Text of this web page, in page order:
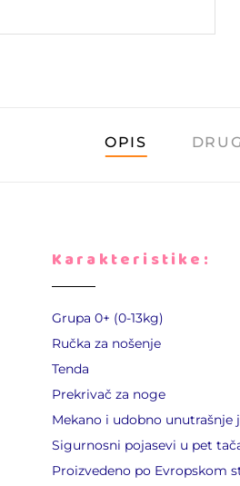
OPIS
Karakteristike:
Grupa 0+ (0-13kg)
Ručka za nošenje
Tenda
Prekrivač za noge
Mekano i udobno unutrašnje
Sigurnosni pojasevi u pet
Proizvedeno po Evropskom